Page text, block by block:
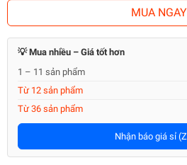
MUA NGAY
💡 Mua nhiều – Giá tốt hơn
1 – 11 sản phẩm
Từ 12 sản phẩm
Từ 36 sản phẩm
Nhận báo giá sỉ